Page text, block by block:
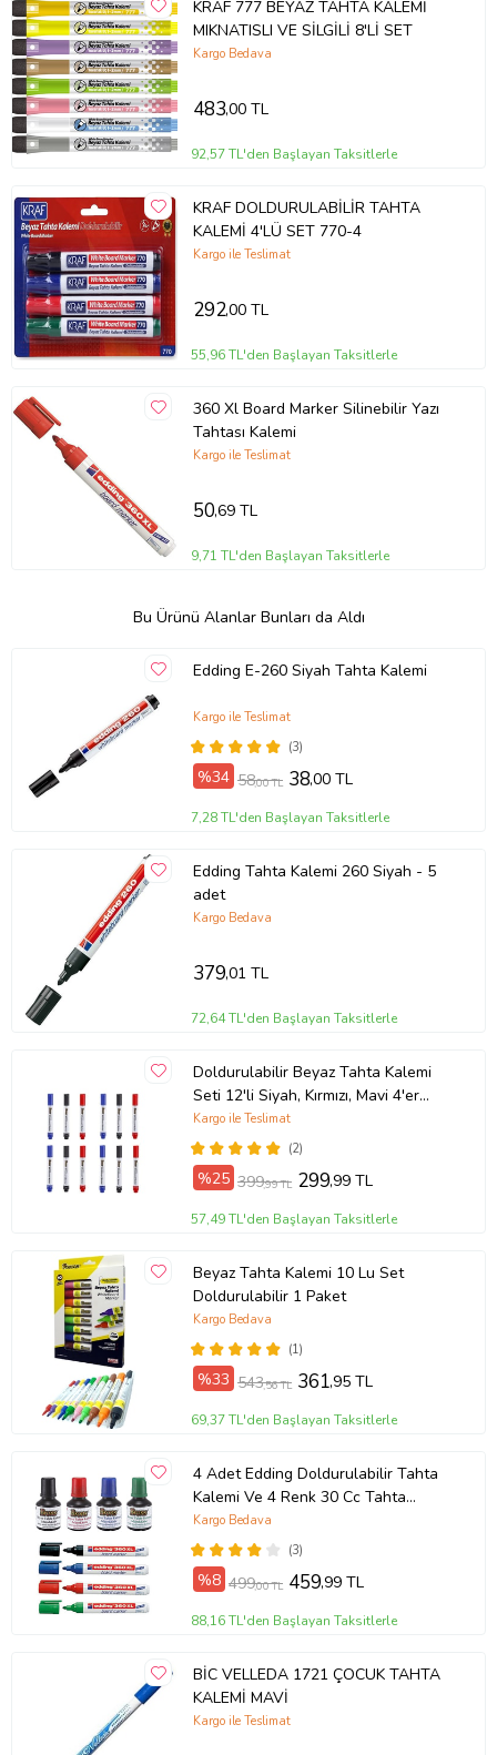
KRAF 777 BEYAZ TAHTA KALEMİ
MIKNATISLI VE SİLGİLİ 8'Lİ SET
Kargo Bedava
483,00 TL
92,57 TL'den Başlayan Taksitlerle
KRAF DOLDURULABİLİR TAHTA
KALEMİ 4'LÜ SET 770-4
Kargo ile Teslimat
292,00 TL
55,96 TL'den Başlayan Taksitlerle
360 Xl Board Marker Silinebilir Yazı
Tahtası Kalemi
Kargo ile Teslimat
50,69 TL
9,71 TL'den Başlayan Taksitlerle
Bu Ürünü Alanlar Bunları da Aldı
Edding E-260 Siyah Tahta Kalemi
(3)
Kargo ile Teslimat
%34 58,00 TL 38,00 TL
7,28 TL'den Başlayan Taksitlerle
Edding Tahta Kalemi 260 Siyah - 5
adet
Kargo Bedava
379,01 TL
72,64 TL'den Başlayan Taksitlerle
Doldurulabilir Beyaz Tahta Kalemi
Seti 12'li Siyah, Kırmızı, Mavi 4'er
Adet
(2)
Kargo ile Teslimat
%25 399,99 TL 299,99 TL
57,49 TL'den Başlayan Taksitlerle
Beyaz Tahta Kalemi 10 Lu Set
Doldurulabilir 1 Paket
(1)
Kargo Bedava
%33 543,56 TL 361,95 TL
69,37 TL'den Başlayan Taksitlerle
4 Adet Edding Doldurulabilir Tahta
Kalemi Ve 4 Renk 30 Cc Tahta
Kalemi Mürekkebi Brons
(3)
Kargo Bedava
%8 499,00 TL 459,99 TL
88,16 TL'den Başlayan Taksitlerle
BİC VELLEDA 1721 ÇOCUK TAHTA
KALEMİ MAVİ
Kargo ile Teslimat